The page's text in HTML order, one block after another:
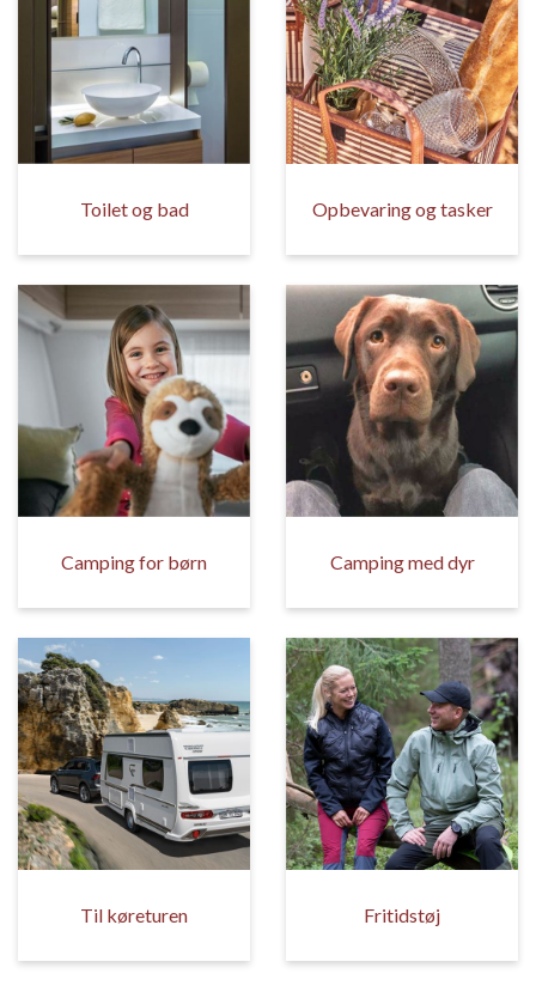
Toilet og bad Opbevaring og tasker
Camping for børn Camping med dyr
Til køreturen Fritidstøj